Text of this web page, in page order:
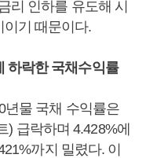
리 인하를 유도해 시
기 때문이다.
하락한 국채수익률
년물 국채 수익률은
) 급락하며 4.428%에
까지 밀렸다. 이